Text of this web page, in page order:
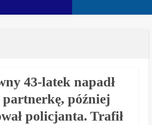
43-latek napadł
partnerkę, później
policjanta. Trafił